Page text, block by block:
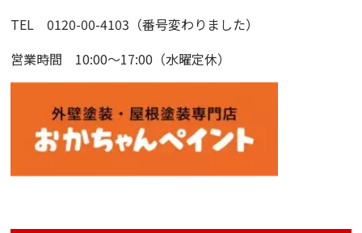
TEL 0120-00-4103（番号変わりました）
営業時間 10:00〜17:00（水曜定休）